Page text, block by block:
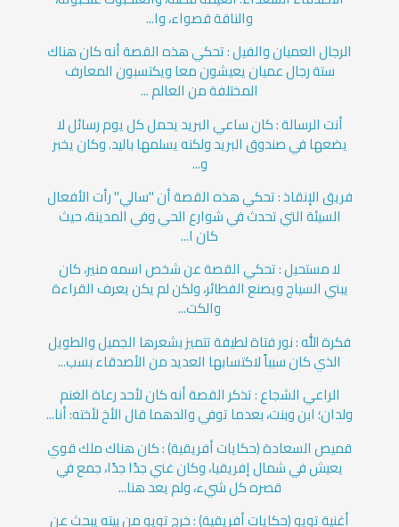
والناقة قصواء، وا...
الرجال العميان والفيل : تحكي هذه القصة أنه كان هناك
ستة رجال عميان يعيشون معا ويكتسبون المعارف
المختلفة من العالم ...
أنت الرسالة : كان ساعي البريد يحمل كل يوم رسائل لا
يضعها في صندوق البريد ولكنه يسلمها باليد. وكان يخبر
و...
فريق الإنقاذ : تحكي هذه القصة أن "سالي" رأت الأفعال
السيئة التي تحدث في شوارع الحي وفي المدينة، حيث
كان ا...
لا مستحيل : تحكي القصة عن شخص اسمه منير، كان
يبني السياج ويصنع الفطائر، ولكن لم يكن يعرف القراءة
والكت...
فكرة الله : نور فتاة لطيفة تتميز بشعرها الجميل والطويل
الذي كان سبباً لاكتسابها العديد من الأصدقاء بسب...
الراعي الشجاع : تذكر القصة أنه كان لأحد رعاة الغنم
ولدان؛ ابن وبنت، بعدما توفي والدهما قال الأخ لأخته: أنا...
قميص السعادة (حكايات أفريقية) : كان هناك ملك قوي
يعيش في شمال إفريقيا، وكان غني جدًا جدًا، جمع في
قصره كل شيء، ولم يعد هنا...
أغنية تويو (حكايات أفريقية) : خرج تويو من بيته يبحث عن